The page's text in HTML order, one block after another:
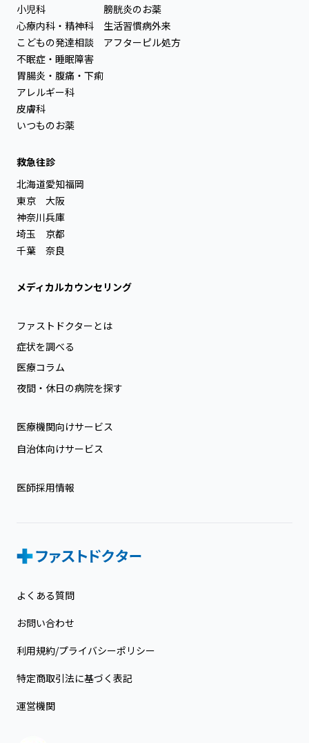
小児科
心療内科・精神科
こどもの発達相談
不眠症・睡眠障害
胃腸炎・腹痛・下痢
アレルギー科
皮膚科
いつものお薬
膀胱炎のお薬
生活習慣病外来
アフターピル処方
救急往診
北海道
東京
神奈川
埼玉
千葉
愛知
大阪
兵庫
京都
奈良
福岡
メディカルカウンセリング
ファストドクターとは
症状を調べる
医療コラム
夜間・休日の病院を探す
医療機関向けサービス
自治体向けサービス
医師採用情報
よくある質問
お問い合わせ
利用規約/プライバシーポリシー
特定商取引法に基づく表記
運営機関